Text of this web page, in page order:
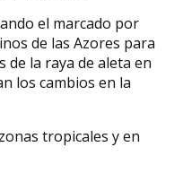
el marcado por
de las Azores para
la raya de aleta en
los cambios en la
tropicales y en